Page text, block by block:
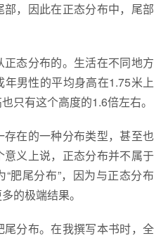
，因此在正态分布中，尾部
态分布的。生活在不同地方
男性的平均身高在1.75米上
只有这个高度的1.6倍左右。
在的一种分布类型，甚至也
义上说，正态分布并不属于
肥尾分布”，因为与正态分布
的极端结果。
分布。在我撰写本书时，全